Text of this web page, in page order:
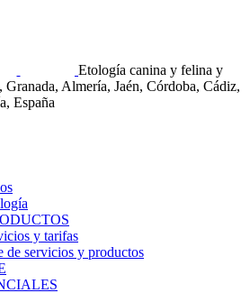
Etología canina y felina y
Granada, Almería, Jaén, Córdoba, Cádiz,
España
y tarifas
de servicios y productos